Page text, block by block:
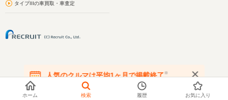
タイプIIIの車買取・車査定
人気のクルマは平均1ヶ月で掲載終了※
在庫が無くなる前にお問い合わせください
ホーム 検索 履歴 お気に入り